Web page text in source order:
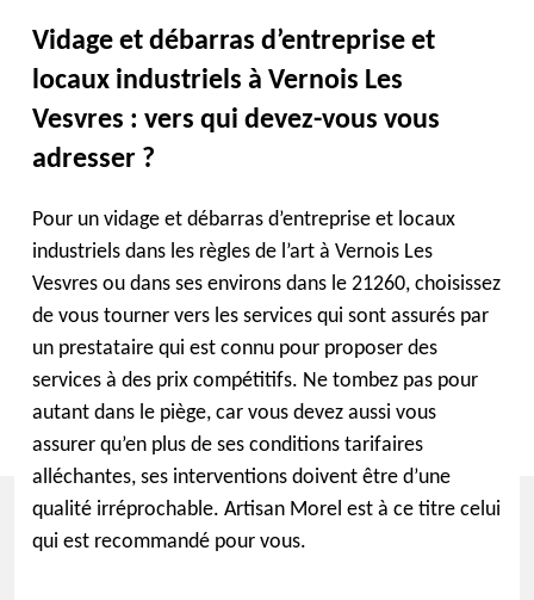
Vidage et débarras d’entreprise et
locaux industriels à Vernois Les
Vesvres : vers qui devez-vous vous
adresser ?
Pour un vidage et débarras d’entreprise et locaux
industriels dans les règles de l’art à Vernois Les
Vesvres ou dans ses environs dans le 21260, choisissez
de vous tourner vers les services qui sont assurés par
un prestataire qui est connu pour proposer des
services à des prix compétitifs. Ne tombez pas pour
autant dans le piège, car vous devez aussi vous
assurer qu’en plus de ses conditions tarifaires
alléchantes, ses interventions doivent être d’une
qualité irréprochable. Artisan Morel est à ce titre celui
qui est recommandé pour vous.